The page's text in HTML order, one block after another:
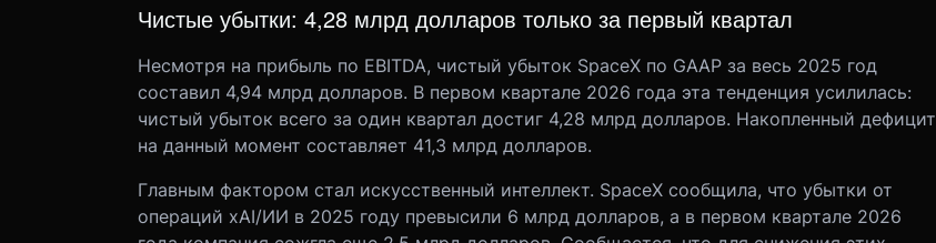
Чистые убытки: 4,28 млрд долларов только за первый квартал
Несмотря на прибыль по EBITDA, чистый убыток SpaceX по GAAP за весь 2025 год
составил 4,94 млрд долларов. В первом квартале 2026 года эта тенденция усилилась:
чистый убыток всего за один квартал достиг 4,28 млрд долларов. Накопленный дефицит
на данный момент составляет 41,3 млрд долларов.
Главным фактором стал искусственный интеллект. SpaceX сообщила, что убытки от
операций xAI/ИИ в 2025 году превысили 6 млрд долларов, а в первом квартале 2026